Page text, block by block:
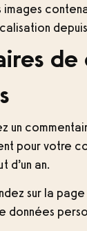
un
pour votre
d’un an.
sur la
données